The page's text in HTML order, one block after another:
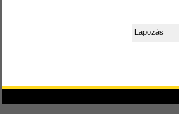
Lapozás